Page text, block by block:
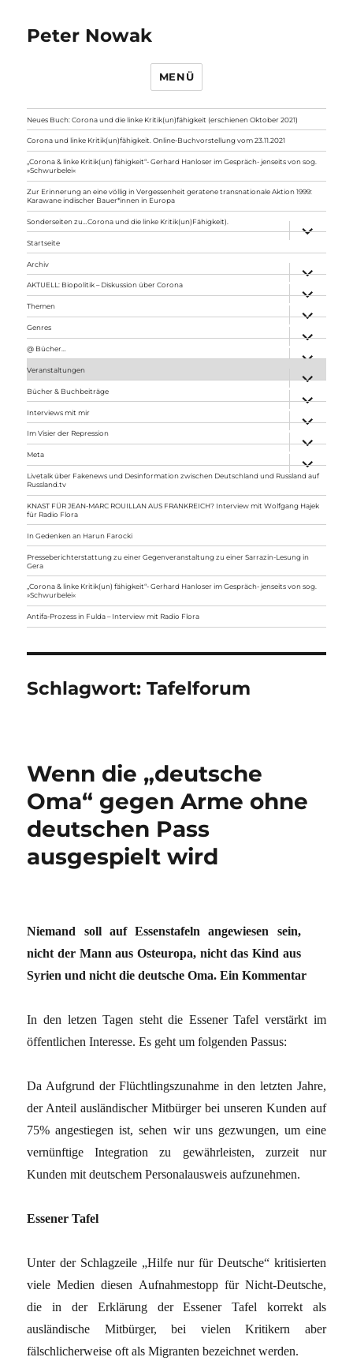
Peter Nowak
MENÜ
Neues Buch: Corona und die linke Kritik(un)fähigkeit (erschienen Oktober 2021)
Corona und linke Kritik(un)fähigkeit. Online-Buchvorstellung vom 23.11.2021
„Corona & linke Kritik(un) fähigkeit“- Gerhard Hanloser im Gespräch- jenseits von sog.
»Schwurbelei«
Zur Erinnerung an eine völlig in Vergessenheit geratene transnationale Aktion 1999:
Karawane indischer Bauer*innen in Europa
Sonderseiten zu…Corona und die linke Kritik(un)Fähigkeit).
anzeigen
Startseite
Archiv
anzeigen
AKTUELL: Biopolitik – Diskussion über Corona
anzeigen
Themen
anzeigen
Genres
anzeigen
@ Bücher…
Veranstaltungen
anzeigen
Bücher & Buchbeiträge
anzeigen
Interviews mit mir
anzeigen
Im Visier der Repression
anzeigen
Meta
anzeigen
Livetalk über Fakenews und Desinformation zwischen Deutschland und Russland auf
Russland.tv
KNAST FÜR JEAN-MARC ROUILLAN AUS FRANKREICH? Interview mit Wolfgang Hajek
für Radio Flora
In Gedenken an Harun Farocki
Presseberichterstattung zu einer Gegenveranstaltung zu einer Sarrazin-Lesung in
Gera
„Corona & linke Kritik(un) fähigkeit“- Gerhard Hanloser im Gespräch- jenseits von sog.
»Schwurbelei«
Antifa-Prozess in Fulda – Interview mit Radio Flora
Schlagwort:Tafelforum
Wenn die „deutsche
Oma“ gegen Arme ohne
deutschen Pass
ausgespielt wird
Niemand soll auf Essenstafeln angewiesen sein,
nicht der Mann aus Osteuropa, nicht das Kind aus
Syrien und nicht die deutsche Oma. Ein Kommentar
In den letzen Tagen steht die Essener Tafel verstärkt im
öffentlichen Interesse. Es geht um folgenden Passus:
Da Aufgrund der Flüchtlingszunahme in den letzten Jahre,
der Anteil ausländischer Mitbürger bei unseren Kunden auf
75% angestiegen ist, sehen wir uns gezwungen, um eine
vernünftige Integration zu gewährleisten, zurzeit nur
Kunden mit deutschem Personalausweis aufzunehmen.
Essener Tafel
Unter der Schlagzeile „Hilfe nur für Deutsche“ kritisierten
viele Medien diesen Aufnahmestopp für Nicht-Deutsche,
die in der Erklärung der Essener Tafel korrekt als
ausländische Mitbürger, bei vielen Kritikern aber
fälschlicherweise oft als Migranten bezeichnet werden.